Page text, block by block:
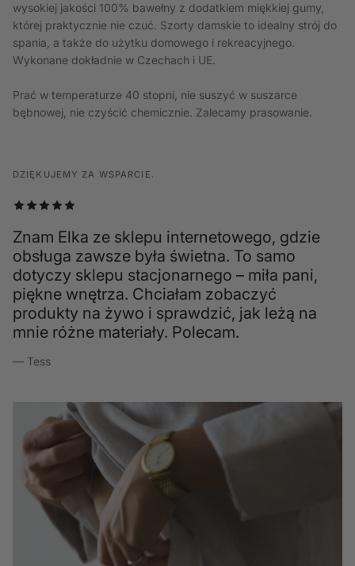
wysokiej jakości 100% bawełny z dodatkiem miękkiej gumy,
której praktycznie nie czuć. Szorty damskie to idealny strój do
spania, a także do użytku domowego i rekreacyjnego.
Wykonane dokładnie w Czechach i UE.
Prać w temperaturze 40 stopni, nie suszyć w suszarce
bębnowej, nie czyścić chemicznie. Zalecamy prasowanie.
DZIĘKUJEMY ZA WSPARCIE.
Znam Elka ze sklepu internetowego, gdzie
obsługa zawsze była świetna. To samo
dotyczy sklepu stacjonarnego – miła pani,
piękne wnętrza. Chciałam zobaczyć
produkty na żywo i sprawdzić, jak leżą na
mnie różne materiały. Polecam.
— Tess